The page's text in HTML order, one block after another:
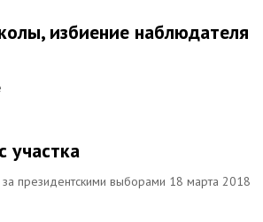
избиение наблюдателя
участка
президентскими выборами 18 марта 2018